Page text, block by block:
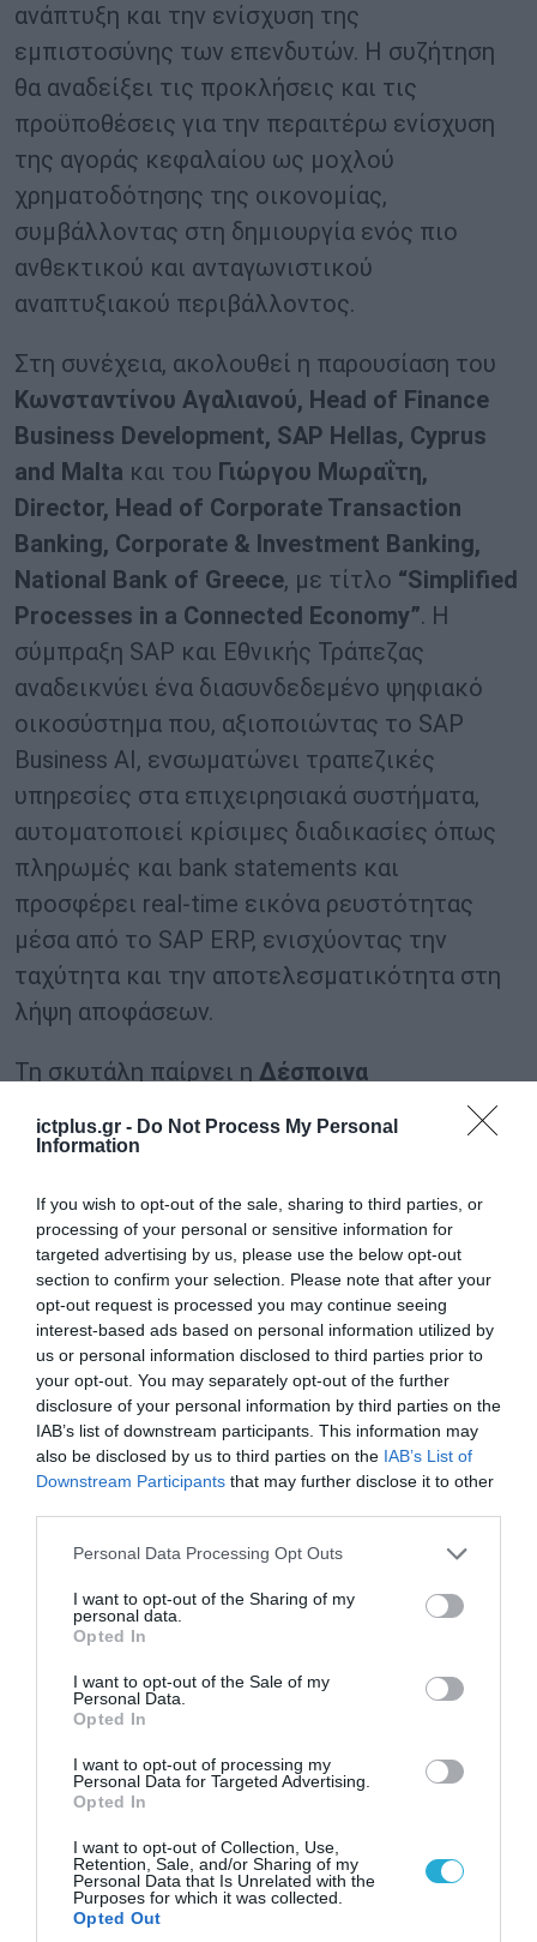
ictplus.gr - Do Not Process My Personal
Information
If you wish to opt-out of the sale, sharing to third parties, or
processing of your personal or sensitive information for
targeted advertising by us, please use the below opt-out
section to confirm your selection. Please note that after your
opt-out request is processed you may continue seeing
interest-based ads based on personal information utilized by
us or personal information disclosed to third parties prior to
your opt-out. You may separately opt-out of the further
disclosure of your personal information by third parties on the
IAB’s list of downstream participants. This information may
also be disclosed by us to third parties on the IAB’s List of
Downstream Participants that may further disclose it to other
Please note that this website/app uses one or more Google
not limited to your visit or usage behaviour. You may click to
grant or deny consent to Google and its third-party tags to
use your data for below specified purposes in below Google
consent section.
Personal Data Processing Opt Outs
I want to opt-out of the Sharing of my
personal data.
Opted In
I want to opt-out of the Sale of my
Personal Data.
Opted In
I want to opt-out of processing my
Personal Data for Targeted Advertising.
Opted In
I want to opt-out of Collection, Use,
Retention, Sale, and/or Sharing of my
Personal Data that Is Unrelated with the
Purposes for which it was collected.
Opted Out
ανάπτυξη και την ενίσχυση της
εμπιστοσύνης των επενδυτών. Η συζήτηση
θα αναδείξει τις προκλήσεις και τις
προϋποθέσεις για την περαιτέρω ενίσχυση
της αγοράς κεφαλαίου ως μοχλού
χρηματοδότησης της οικονομίας,
συμβάλλοντας στη δημιουργία ενός πιο
ανθεκτικού και ανταγωνιστικού
αναπτυξιακού περιβάλλοντος.
Στη συνέχεια, ακολουθεί η παρουσίαση του
Κωνσταντίνου Αγαλιανού, Head of Finance
Business Development, SAP Hellas, Cyprus
and Malta και του Γιώργου Μωραΐτη,
Director, Head of Corporate Transaction
Banking, Corporate & Investment Banking,
National Bank of Greece, με τίτλο “Simplified
Processes in a Connected Economy”. Η
σύμπραξη SAP και Εθνικής Τράπεζας
αναδεικνύει ένα διασυνδεδεμένο ψηφιακό
οικοσύστημα που, αξιοποιώντας το SAP
Business AI, ενσωματώνει τραπεζικές
υπηρεσίες στα επιχειρησιακά συστήματα,
αυτοματοποιεί κρίσιμες διαδικασίες όπως
πληρωμές και bank statements και
προσφέρει real-time εικόνα ρευστότητας
μέσα από το SAP ERP, ενισχύοντας την
ταχύτητα και την αποτελεσματικότητα στη
λήψη αποφάσεων.
Τη σκυτάλη παίρνει η Δέσποινα
Transformation&
Operations, στην Ελλάδα
Γιάννης
πολύ ενδιαφέρον fireside chat με τίτλο«Ο
μετασχηματισμός οργανισμών σε ένα
διαρκώς μεταβαλλόμενο περιβάλλον: από τη
διαχείριση στη δημιουργία αξίας», όπου θα
αναδειχθεί η σημασία του ολιστικού
μετασχηματισμού σε συνθήκες διαρκούς
μεταβολής. Πρόκειται για μια προσέγγιση
που δεν περιορίζεται στην αποσπασματική
έμφαση σε έναν ουσιαστικό επιχειρησιακό
μετρήσιμων δεικτών, την παραγωγή αξίας και
την ενίσχυση της βιωσιμότητας ενός
οργανισμού.
«Οικονομική Πολιτική σε Περιβάλλον
Γεωπολιτικών και Πολιτικών Αναταράξεων»
όπου οΝίκος Φιλιππίδης, Δημοσιογράφος,
Οικονομικός ΑναλυτήςSKAI TV,
Αρθρογράφος εφημερίδα Η ΚΑΘΗΜΕΡΙΝΗ